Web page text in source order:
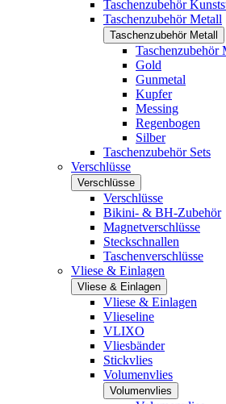
Taschenzubehör
Taschenzubehör Metall
Taschenzubehör Metall
Taschenzubehör
Gold
Gunmetal
Kupfer
Messing
Regenbogen
Silber
Taschenzubehör Sets
Verschlüsse
Verschlüsse
Verschlüsse
Bikini- & BH-Zubehör
Magnetverschlüsse
Steckschnallen
Taschenverschlüsse
Vliese & Einlagen
Vliese & Einlagen
Vliese & Einlagen
Vlieseline
VLIXO
Vliesbänder
Stickvlies
Volumenvlies
Volumenvlies